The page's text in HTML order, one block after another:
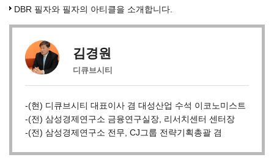
DBR 필자와 필자의 아티클을 소개합니다.
김경원
디큐브시티
-(현) 디큐브시티 대표이사 겸 대성산업 수석 이코노미스트
-(전) 삼성경제연구소 금융연구실장, 리서치센터 센터장
-(전) 삼성경제연구소 전무, CJ그룹 전략기획총괄 겸